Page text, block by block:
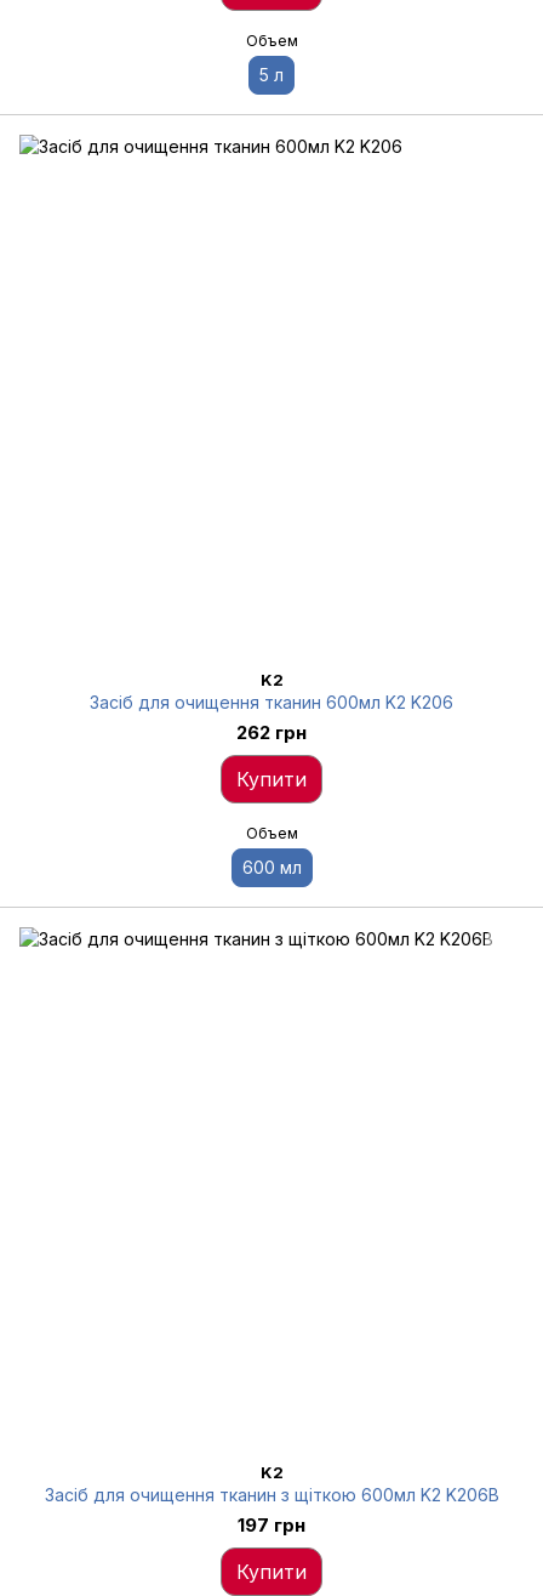
Объем
5 л
K2
Засіб для очищення тканин 600мл K2 K206
262 грн
Купити
Объем
600 мл
K2
Засіб для очищення тканин з щіткою 600мл K2 K206B
197 грн
Купити